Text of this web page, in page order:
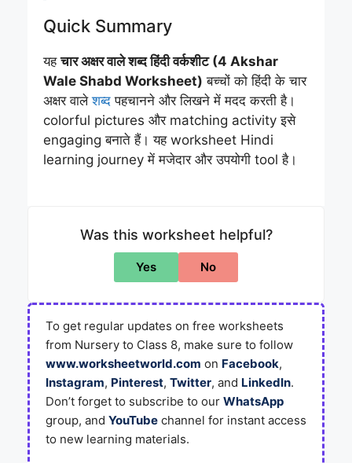
Quick Summary
यहचार अक्षर वाले शब्द हिंदी वर्कशीट (4 Akshar
Wale Shabd Worksheet) बच्चों को हिंदी के चार
अक्षर वालेशब्द पहचानने और लिखने में मदद करती है।
colorful pictures और matching activity इसे
engaging बनाते हैं। यह worksheet Hindi
learning journey में मजेदार और उपयोगी tool है।
Was this worksheet helpful?
Yes No
To get regular updates on free worksheets
from Nursery to Class 8, make sure to follow
www.worksheetworld.com on Facebook,
Instagram, Pinterest, Twitter, and LinkedIn.
Don’t forget to subscribe to our WhatsApp
group, and YouTube channel for instant access
to new learning materials.